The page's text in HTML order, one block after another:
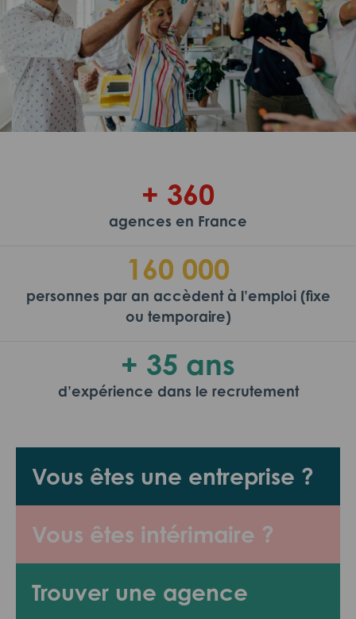
Vous êtes une entreprise ?
Vous êtes intérimaire ?
Trouver une agence
+ 360
agences en France
160 000
personnes par an accèdent à l’emploi (fixe
ou temporaire)
+ 35 ans
d’expérience dans le recrutement